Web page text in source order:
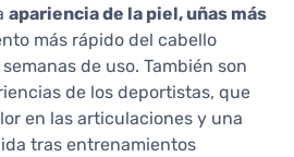
apariencia de la piel, uñas más
más rápido del cabello
de uso. También son
de los deportistas, que
en las articulaciones y una
tras entrenamientos